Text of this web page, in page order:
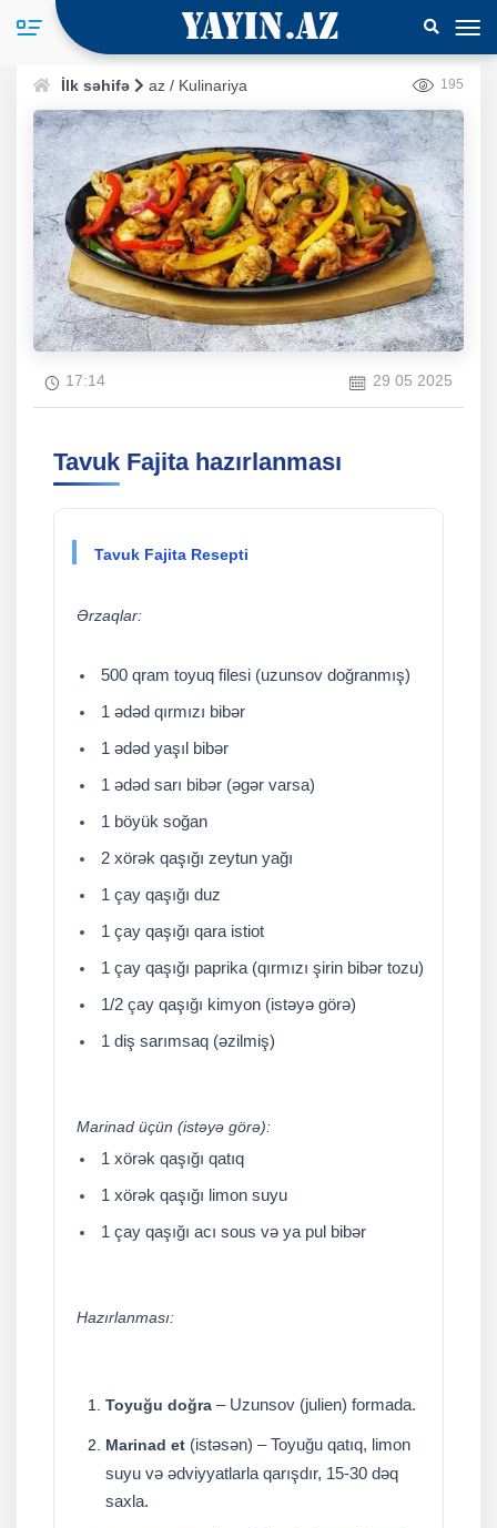
İlk səhifə az / Kulinariya 195
17:14 29 05 2025
Tavuk Fajita hazırlanması
Tavuk Fajita Resepti
Ərzaqlar:
500 qram toyuq filesi (uzunsov doğranmış)
1 ədəd qırmızı bibər
1 ədəd yaşıl bibər
1 ədəd sarı bibər (əgər varsa)
1 böyük soğan
2 xörək qaşığı zeytun yağı
1 çay qaşığı duz
1 çay qaşığı qara istiot
1 çay qaşığı paprika (qırmızı şirin bibər tozu)
1/2 çay qaşığı kimyon (istəyə görə)
1 diş sarımsaq (əzilmiş)
Marinad üçün (istəyə görə):
1 xörək qaşığı qatıq
1 xörək qaşığı limon suyu
1 çay qaşığı acı sous və ya pul bibər
Hazırlanması:
Toyuğu doğra – Uzunsov (julien) formada.
Marinad et (istəsən) – Toyuğu qatıq, limon
suyu və ədviyyatlarla qarışdır, 15-30 dəq
saxla.